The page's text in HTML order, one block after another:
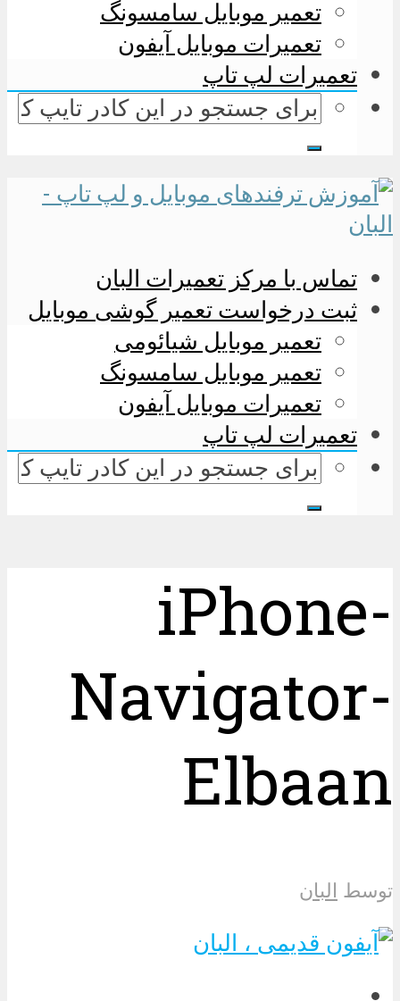
تعمیر موبایل سامسونگ
تعمیرات موبایل آیفون
تعمیرات لپ تاپ
تماس با مرکز تعمیرات البان
ثبت درخواست تعمیر گوشی موبایل
تعمیر موبایل شیائومی
تعمیر موبایل سامسونگ
تعمیرات موبایل آیفون
تعمیرات لپ تاپ
iPhone-
Navigator-
Elbaan
توسط البان